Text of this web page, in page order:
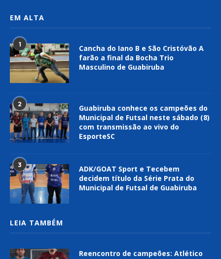
EM ALTA
1
Cancha do Iano B e São Cristóvão A
farão a final da Bocha Trio
Masculino de Guabiruba
2
Guabiruba conhece os campeões do
Municipal de Futsal neste sábado (8)
com transmissão ao vivo do
EsporteSC
3
ADK/GOAT Sport e Tecebem
decidem título da Série Prata do
Municipal de Futsal de Guabiruba
LEIA TAMBÉM
Reencontro de campeões: Atlético